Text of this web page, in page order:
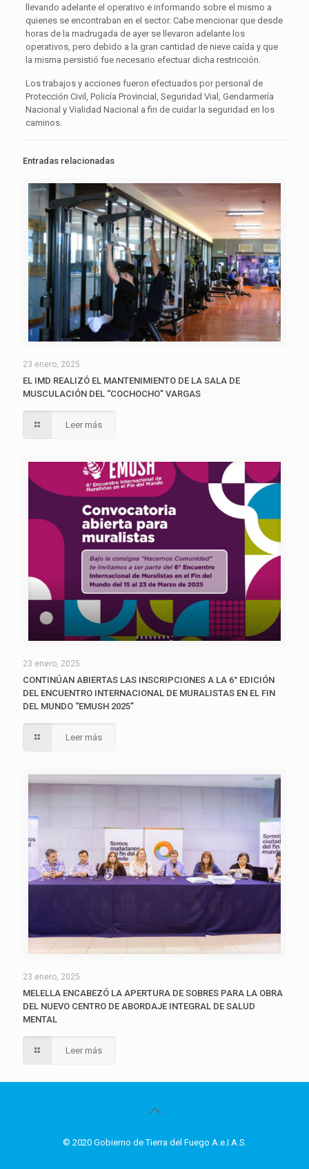
llevando adelante el operativo e informando sobre el mismo a
quienes se encontraban en el sector. Cabe mencionar que desde
horas de la madrugada de ayer se llevaron adelante los
operativos, pero debido a la gran cantidad de nieve caída y que
la misma persistió fue necesario efectuar dicha restricción.
Los trabajos y acciones fueron efectuados por personal de
Protección Civil, Policía Provincial, Seguridad Vial, Gendarmería
Nacional y Vialidad Nacional a fin de cuidar la seguridad en los
caminos.
Entradas relacionadas
23 enero, 2025
EL IMD REALIZÓ EL MANTENIMIENTO DE LA SALA DE
MUSCULACIÓN DEL “COCHOCHO” VARGAS
Leer más
23 enero, 2025
CONTINÚAN ABIERTAS LAS INSCRIPCIONES A LA 6° EDICIÓN
DEL ENCUENTRO INTERNACIONAL DE MURALISTAS EN EL FIN
DEL MUNDO “EMUSH 2025”
Leer más
23 enero, 2025
MELELLA ENCABEZÓ LA APERTURA DE SOBRES PARA LA OBRA
DEL NUEVO CENTRO DE ABORDAJE INTEGRAL DE SALUD
MENTAL
Leer más
© 2020 Gobierno de Tierra del Fuego A.e.I.A.S.